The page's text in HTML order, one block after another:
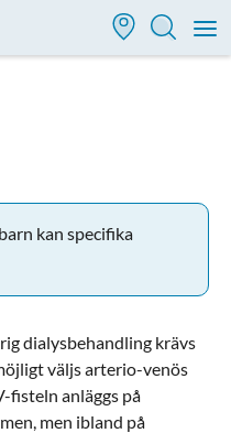
kan specifika
dialysbehandling krävs
väljs arterio-venös
fisteln anläggs på
men ibland på